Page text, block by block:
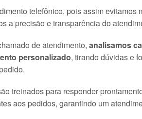
telefônico, pois assim evitamos
a precisão e transparência do
de atendimento, analisamos
personalizado, tirando dúvidas e
treinados para responder
aos pedidos, garantindo um